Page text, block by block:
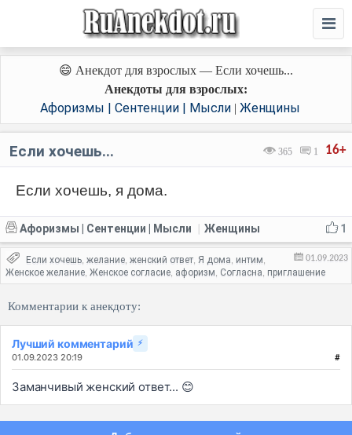
😄 Анекдот для взрослых — Если хочешь...
Анекдоты для взрослых:
Афоризмы | Сентенции | Мысли | Женщины
16+
365 1
Если хочешь...
Если хочешь, я дома.
1
Афоризмы | Сентенции | Мысли Женщины
01.09.2023
Если хочешь, желание, женский ответ, Я дома, интим,
Женское желание, Женское согласие, афоризм, Согласна, приглашение
Комментарии к анекдоту:
Лучший комментарий ⚡
01.09.2023 20:19 #
Заманчивый женский ответ... 😊